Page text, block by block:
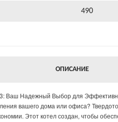
490
ОПИСАНИЕ
Ваш Надежный Выбор для
вашего дома или офиса?
Этот котел создан, чтобы